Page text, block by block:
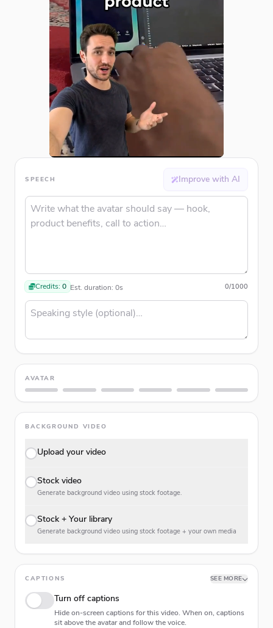
SPEECH Improve with AI
Credits: 0 Est. duration: 0s 0/1000
AVATAR
BACKGROUND VIDEO
Upload your video
Stock video
Generate background video using stock footage.
Stock + Your library
Generate background video using stock footage + your own media
CAPTIONS SEE MORE
Turn off captions
Hide on-screen captions for this video. When on, captions
sit above the avatar and follow the voice.